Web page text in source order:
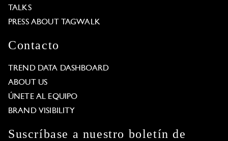
TALKS
PRESS ABOUT TAGWALK
Contacto
TREND DATA DASHBOARD
ABOUT US
ÚNETE AL EQUIPO
BRAND VISIBILITY
Suscríbase a nuestro boletín de